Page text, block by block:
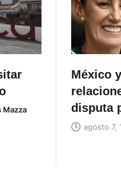
Mazza
México
disputa
agosto 7,